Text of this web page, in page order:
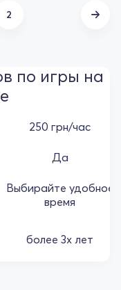
2
по игры на
250 грн/час
Да
Выбирайте удобное
время
более 3х лет